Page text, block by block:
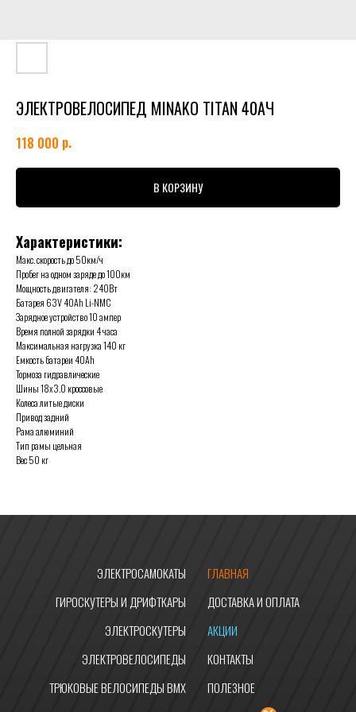
ЭЛЕКТРОВЕЛОСИПЕД MINAKO TITAN 40АЧ
118 000 р.
В КОРЗИНУ
Характеристики:
Макс. скорость до 50км/ч
Пробег на одном заряде до 100км
Мощность двигателя: 240Вт
Батарея 63V 40Ah Li-NMC
Зарядное устройство 10 ампер
Время полной зарядки 4 часа
Максимальная нагрузка 140 кг
Емкость батареи 40Ah
Тормоза гидравлические
Шины 18x3.0 кроссовые
Колеса литые диски
Привод задний
Рама алюминий
Тип рамы цельная
Вес 50 кг
ЭЛЕКТРОСАМОКАТЫ
ГИРОСКУТЕРЫ И ДРИФТКАРЫ
ЭЛЕКТРОСКУТЕРЫ
ЭЛЕКТРОВЕЛОСИПЕДЫ
ТРЮКОВЫЕ ВЕЛОСИПЕДЫ BMX
ГЛАВНАЯ
ДОСТАВКА И ОПЛАТА
АКЦИИ
КОНТАКТЫ
ПОЛЕЗНОЕ